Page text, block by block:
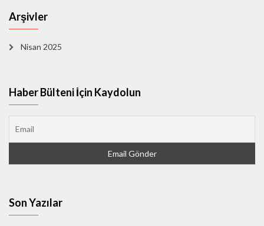
Arşivler
Nisan 2025
Haber Bülteni İçin Kaydolun
Son Yazılar